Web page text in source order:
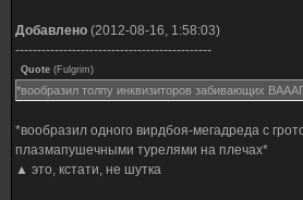
Добавлено (2012-08-16, 1:58:03)
---------------------------------------------
Quote (Fulgrim)
*вообразил толпу инквизиторов забивающих
*вообразил одного вирдбоя-мегадреда с
плазмапушечными турелями на плечах*
▲ это, кстати, не шутка